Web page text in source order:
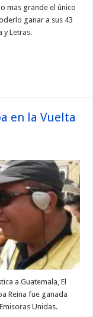
mas grande el único
ganar a sus 43
y Letras.
en la Vuelta
a Guatemala, El
Reina fue ganada
Unidas.